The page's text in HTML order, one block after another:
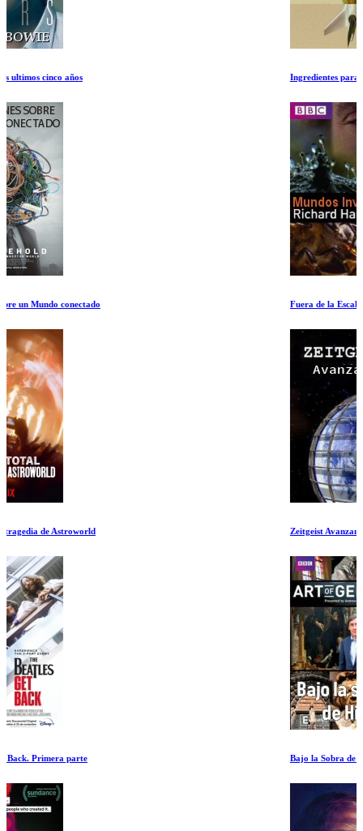
Ingredientes para la vida Ep 1-2
Fuera de la Escala
Zeitgeist Avanzando
Bajo la Sobra de Hitler